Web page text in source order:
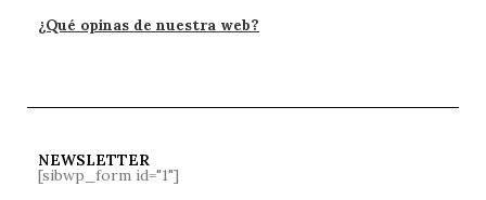
¿Qué opinas de nuestra web?
NEWSLETTER
[sibwp_form id="1"]